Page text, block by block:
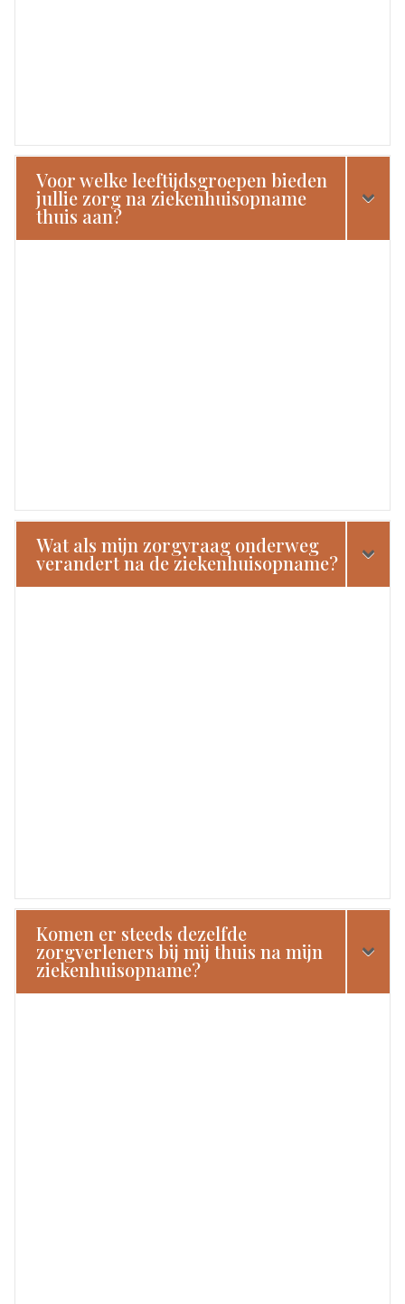
Voor welke leeftijdsgroepen bieden
jullie zorg na ziekenhuisopname
thuis aan?
Wat als mijn zorgvraag onderweg
verandert na de ziekenhuisopname?
Komen er steeds dezelfde
zorgverleners bij mij thuis na mijn
ziekenhuisopname?